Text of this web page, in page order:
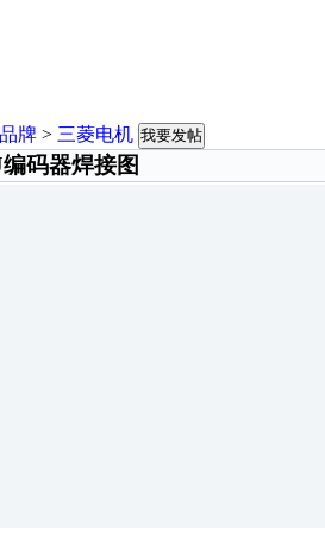
品牌 > 三菱电机 我要发帖
码器焊接图